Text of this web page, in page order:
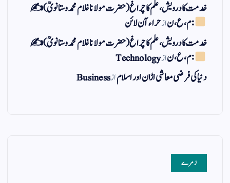
خدمت کا درویش، علم کا چراغ(حضرت مولانا غلام محمد وستانویؒ)✍
: م ، ع ، نازحراء آن لائن
خدمت کا درویش، علم کا چراغ(حضرت مولانا غلام محمد وستانویؒ)✍
: م ، ع ، نازTechnology
دنیا کی فرضی معاشی اڑان اور اسلامازBusiness
زمرے